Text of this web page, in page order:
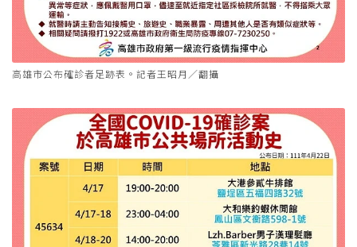
高雄市公布確診者足跡表。記者王昭月／翻攝